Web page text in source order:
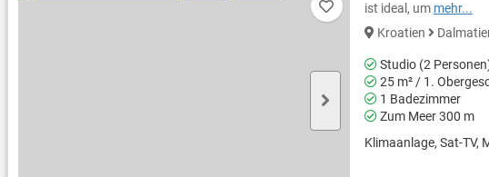
ist ideal, um mehr...
Kroatien
Studio (2
25 m² / 1.
1 Badezimmer
Zum Meer 300 m
Klimaanlage, Sat-TV,